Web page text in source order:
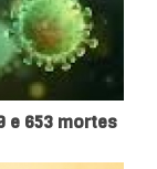
e 653 mortes